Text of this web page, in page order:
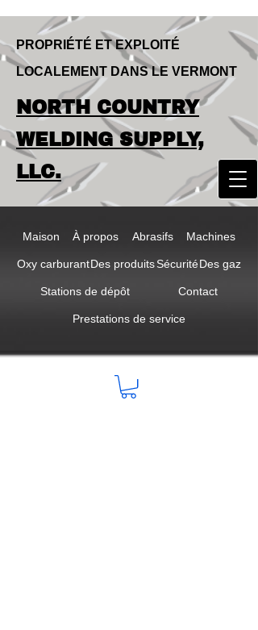
LOCALLY OWNED & OPERATED IN
VERMONT
NORTH COUNTRY
WELDING SUPPLY,
LLC
PROPRIÉTÉ ET EXPLOITÉ
LOCALEMENT DANS LE VERMONT
NORTH COUNTRY
WELDING SUPPLY,
LLC.
Maison À propos Abrasifs Machines
Oxy carburantDes produitsSécuritéDes gaz
Stations de dépôt Contact
Prestations de service